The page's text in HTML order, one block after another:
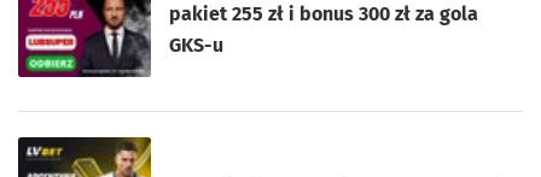
pakiet 255 zł i bonus 300 zł za gola
GKS-u